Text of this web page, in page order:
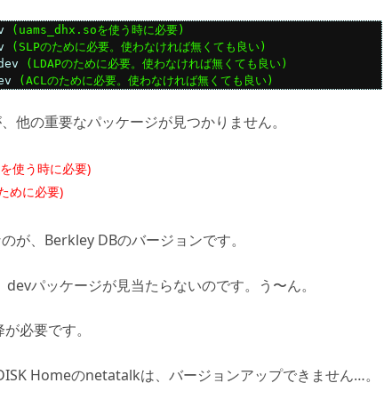
(uams_dhx.soを使う時に必要)
(SLPのために必要。使わなければ無くても良い)
(LDAPのために必要。 使わなければ無くても良い )
(ACLのために必要。 使わなければ無くても良い )
他の重要なパッケージが見つかりません。
使う時に必要)
めに必要)
が、Berkley DBのバージョンです。
パッケージが見当たらないのです。う〜ん。
必要です。
Homeのnetatalkは、バージョンアップできません…。